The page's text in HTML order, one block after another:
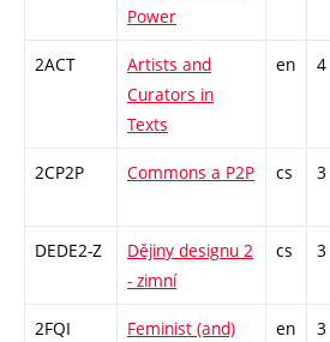
Power
2ACT
Artists and
Curators in
Texts
en 4
2CP2P Commons a P2P cs 3
DEDE2-Z
Dějiny designu 2
- zimní
cs 3
2FQI
Feminist (and)
en 3